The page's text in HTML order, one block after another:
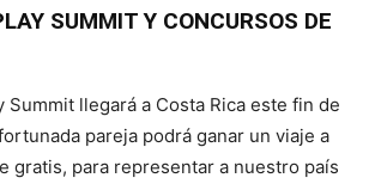
SUMMIT Y CONCURSOS DE
Summit llegará a Costa Rica este fin de
pareja podrá ganar un viaje a
gratis, para representar a nuestro país